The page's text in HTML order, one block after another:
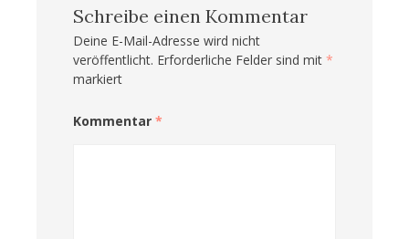
Schreibe einen Kommentar
Deine E-Mail-Adresse wird nicht
veröffentlicht. Erforderliche Felder sind mit *
markiert
Kommentar *